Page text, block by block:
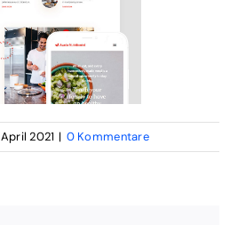
April 2021 | 0 Kommentare